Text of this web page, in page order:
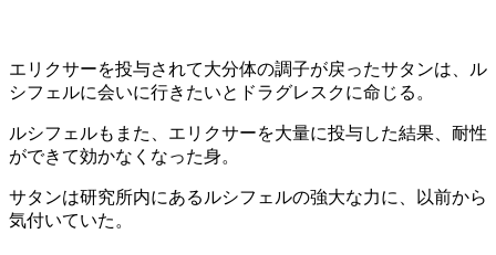
エリクサーを投与されて大分体の調子が戻ったサタンは、ル
シフェルに会いに行きたいとドラグレスクに命じる。
ルシフェルもまた、エリクサーを大量に投与した結果、耐性
ができて効かなくなった身。
サタンは研究所内にあるルシフェルの強大な力に、以前から
気付いていた。